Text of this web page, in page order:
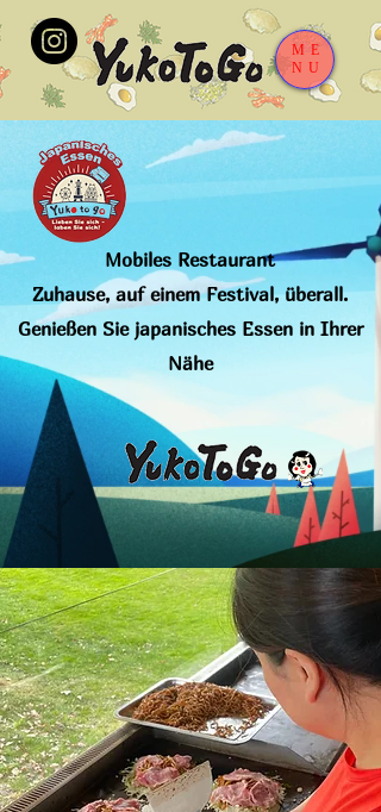
ME
NU
Mobiles Restaurant
Zuhause, auf einem Festival, überall.
​Genießen Sie japanisches Essen in Ihrer
Nähe